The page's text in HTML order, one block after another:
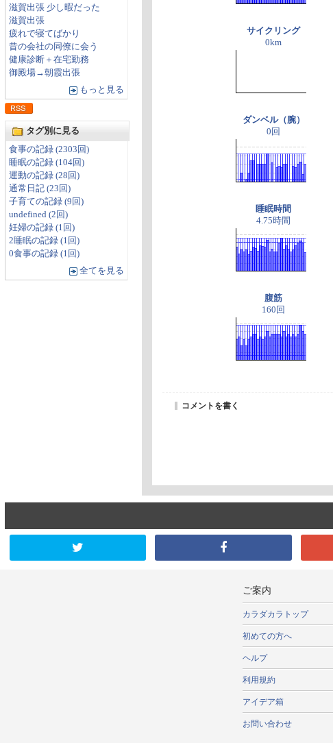
滋賀出張 少し暇だった
滋賀出張
疲れで寝てばかり
昔の会社の同僚に会う
健康診断＋在宅勤務
御殿場→朝霞出張
もっと見る
タグ別に見る
食事の記録 (2303回)
睡眠の記録 (104回)
運動の記録 (28回)
通常日記 (23回)
子育ての記録 (9回)
undefined (2回)
妊婦の記録 (1回)
2睡眠の記録 (1回)
0食事の記録 (1回)
全てを見る
サイクリング
0km
ダンベル（腕）
0回
睡眠時間
4.75時間
腹筋
160回
コメントを書く
ご案内
カラダカラトップ
初めての方へ
ヘルプ
利用規約
アイデア箱
お問い合わせ